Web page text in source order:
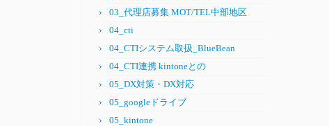
03_代理店募集 MOT/TEL中部地区
04_cti
04_CTIシステム取扱_BlueBean
04_CTI連携 kintoneとの
05_DX対策・DX対応
05_googleドライブ
05_kintone